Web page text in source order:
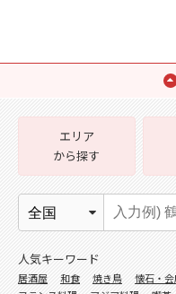
エリア
から探す
人気キーワード
居酒屋 和食 焼き鳥 懐石・